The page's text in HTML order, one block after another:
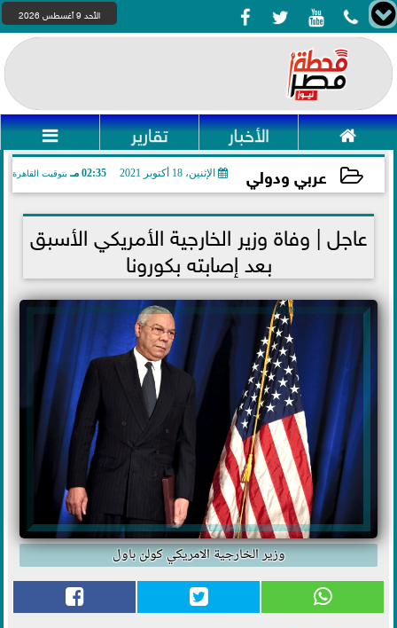
    الأحد 9 أغسطس 2026
 الأخبار تقارير 
عربي ودولي الإثنين، 18 أكتوبر 2021 02:35 مـ بتوقيت القاهرة
2021-10-18 14:35:47
عاجل | وفاة وزير الخارجية الأمريكي الأسبق
بعد إصابته بكورونا
وزير الخارجية الامريكي كولن باول